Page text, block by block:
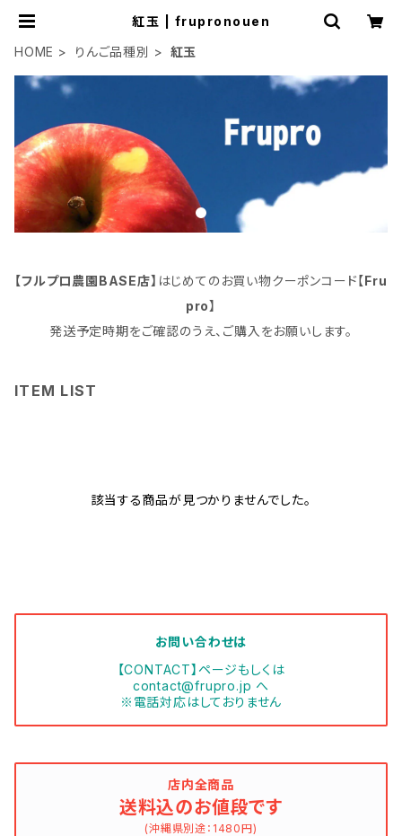
紅玉 | frupronouen
HOME
りんご品種別 紅玉
【フルプロ農園BASE店】 はじめてのお買い物クーポンコード【Fru
pro】
発送予定時期をご確認のうえ、ご購入をお願いします。
ITEM LIST
該当する商品が見つかりませんでした。
お問い合わせは
【CONTACT】ページもしくは
contact@frupro.jp へ
※電話対応はしておりません
店内全商品
送料込のお値段です
(沖縄県別途：1480円)